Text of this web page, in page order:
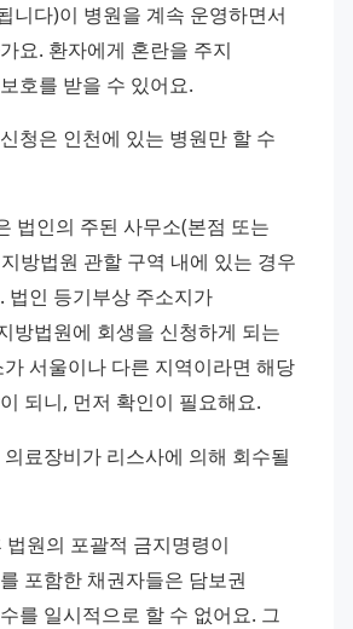
니다)이 병원을 계속 운영하면서
요. 환자에게 혼란을 주지
호를 받을 수 있어요.
청은 인천에 있는 병원만 할 수
법인의 주된 사무소(본점 또는
방법원 관할 구역 내에 있는 경우
법인 등기부상 주소지가
방법원에 회생을 신청하게 되는
서울이나 다른 지역이라면 해당
되니, 먼저 확인이 필요해요.
료장비가 리스사에 의해 회수될
원의 포괄적 금지명령이
포함한 채권자들은 담보권
를 일시적으로 할 수 없어요. 그